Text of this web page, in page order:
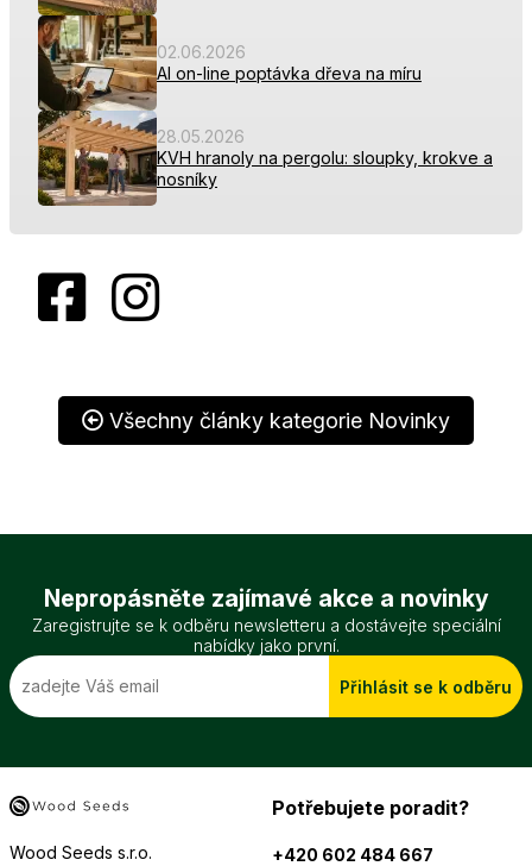
02.06.2026
AI on-line poptávka dřeva na míru
28.05.2026
KVH hranoly na pergolu: sloupky, krokve a
nosníky
Všechny články kategorie Novinky
Nepropásněte zajímavé akce a novinky
Zaregistrujte se k odběru newsletteru a dostávejte speciální
nabídky jako první.
Přihlásit se k odběru
Wood Seeds s.r.o.
Potřebujete poradit?
+420 602 484 667